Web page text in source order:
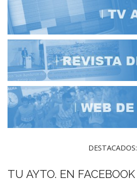
DESTACADOS:
TU AYTO. EN FACEBOOK